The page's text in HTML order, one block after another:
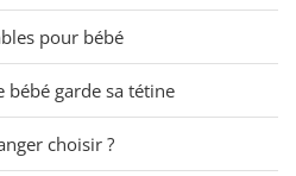
pour bébé
bébé garde sa tétine
choisir ?